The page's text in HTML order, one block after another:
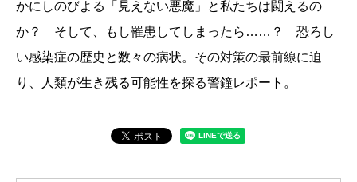
かにしのびよる「見えない悪魔」と私たちは闘えるの
か？ そして、もし罹患してしまったら……？ 恐ろし
い感染症の歴史と数々の病状。その対策の最前線に迫
り、人類が生き残る可能性を探る警鐘レポート。